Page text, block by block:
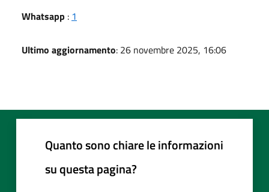
Whatsapp : 1
Ultimo aggiornamento: 26 novembre 2025, 16:06
Quanto sono chiare le informazioni
su questa pagina?